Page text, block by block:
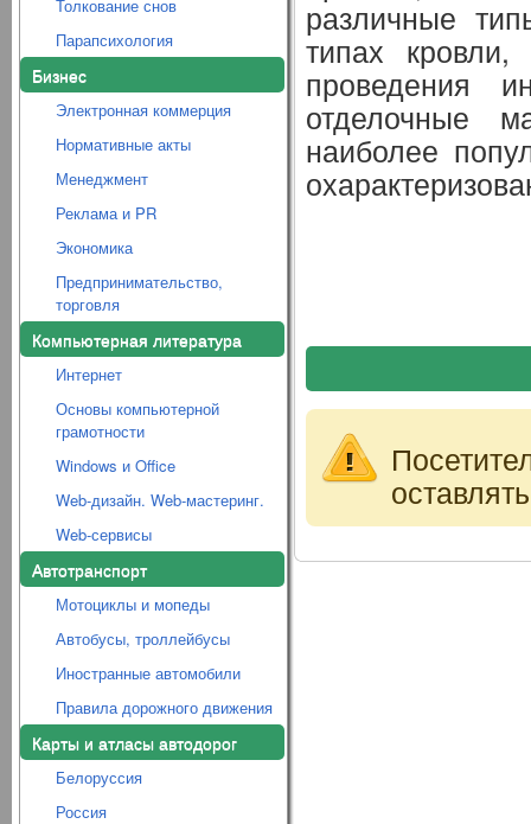
Толкование снов
Парапсихология
Бизнес
Электронная коммерция
Нормативные акты
Менеджмент
Реклама и PR
Экономика
Предпринимательство,
торговля
Компьютерная литература
Интернет
Основы компьютерной
грамотности
Windows и Office
Web-дизайн. Web-мастеринг.
Web-сервисы
Автотранспорт
Мотоциклы и мопеды
Автобусы, троллейбусы
Иностранные автомобили
Правила дорожного движения
Карты и атласы автодорог
Белоруссия
Россия
различные
типах
проведения
отделочные
наиболее